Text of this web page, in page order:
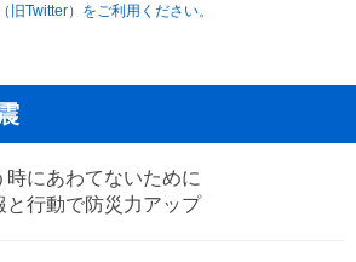
旧Twitter）をご利用ください。
時にあわてないために
と行動で防災力アップ